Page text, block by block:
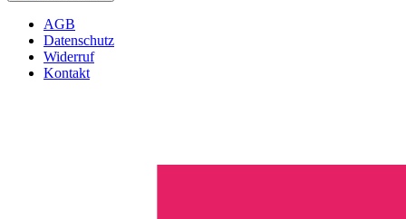
AGB
Datenschutz
Widerruf
Kontakt